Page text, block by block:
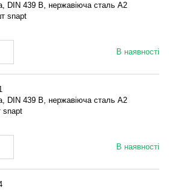
DIN 439 B, нержавіюча сталь A2
snapt
В наявності
DIN 439 B, нержавіюча сталь A2
snapt
В наявності